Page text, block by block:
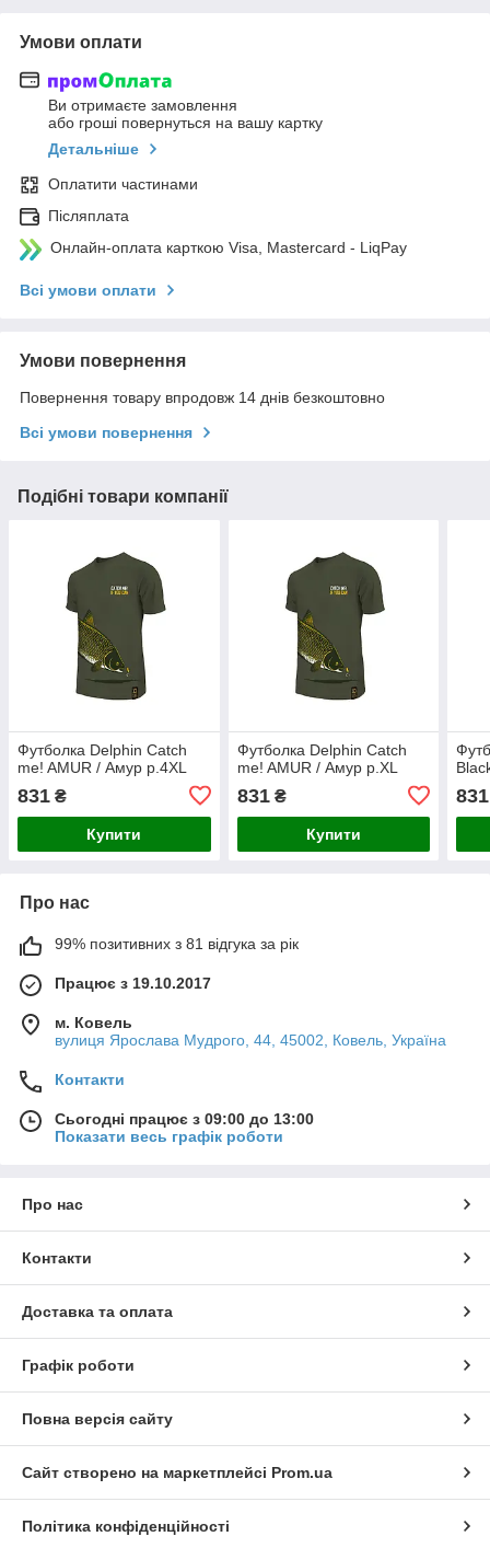
Умови оплати
Ви отримаєте замовлення
або гроші повернуться на вашу картку
Детальніше
Оплатити частинами
Післяплата
Онлайн-оплата карткою Visa, Mastercard - LiqPay
Всі умови оплати
Умови повернення
Повернення товару впродовж 14 днів безкоштовно
Всі умови повернення
Подібні товари компанії
Футболка Delphin Catch
me! AMUR / Амур р.4XL
831 ₴
Купити
Футболка Delphin Catch
me! AMUR / Амур р.XL
831₴
Купити
831
Про нас
99% позитивних з 81 відгука за рік
Працює з 19.10.2017
м. Ковель
вулиця Ярослава Мудрого, 44, 45002, Ковель, Україна
Контакти
Сьогодні працює з 09:00 до 13:00
Показати весь графік роботи
Про нас
Контакти
Доставка та оплата
Графік роботи
Повна версія сайту
Сайт створено на маркетплейсі Prom.ua
Політика конфіденційності